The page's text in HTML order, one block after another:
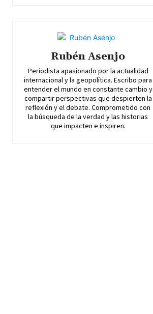
Rubén Asenjo
Periodista apasionado por la actualidad
internacional y la geopolítica. Escribo para
entender el mundo en constante cambio y
compartir perspectivas que despierten la
reflexión y el debate. Comprometido con
la búsqueda de la verdad y las historias
que impacten e inspiren.